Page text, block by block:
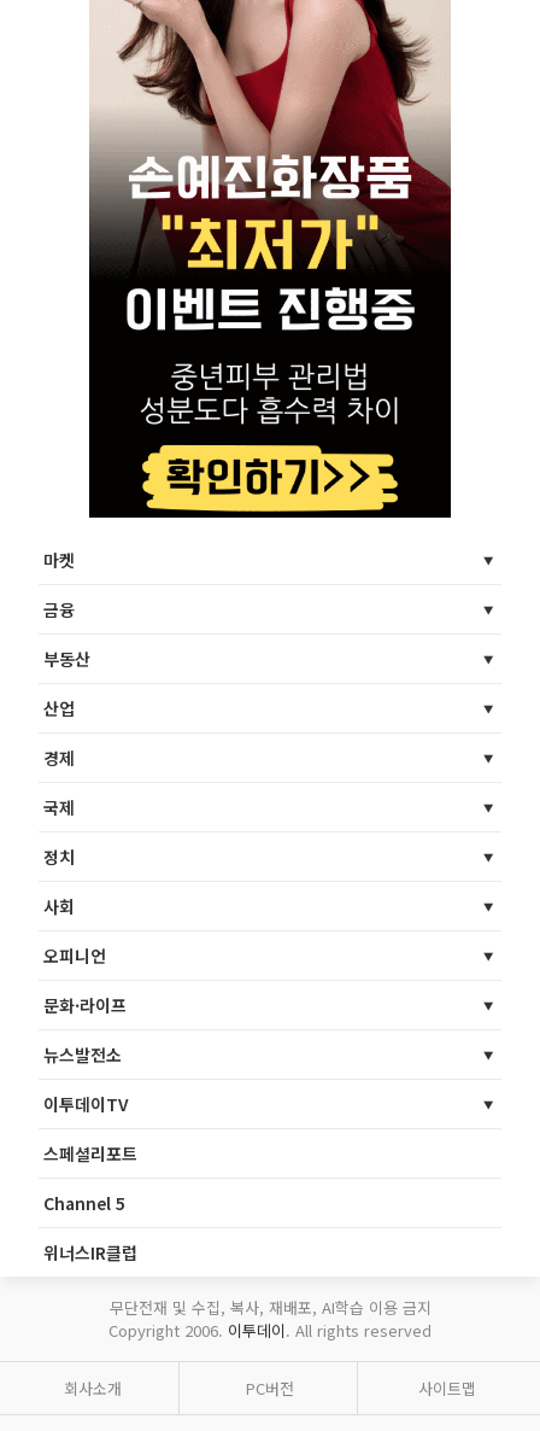
마켓
금융
부동산
산업
경제
국제
정치
사회
오피니언
문화·라이프
뉴스발전소
이투데이TV
스페셜리포트
Channel 5
위너스IR클럽
무단전재 및 수집, 복사, 재배포, AI학습 이용 금지
Copyright 2006. 이투데이. All rights reserved
회사소개 PC버전 사이트맵